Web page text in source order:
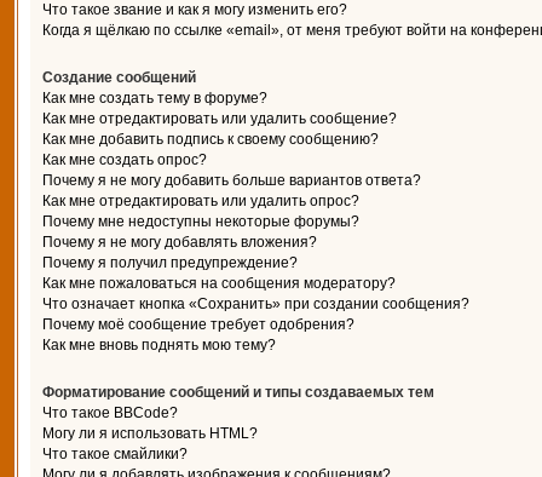
Что такое звание и как я могу изменить его?
Когда я щёлкаю по ссылке «email», от меня требуют войти на
Создание сообщений
Как мне создать тему в форуме?
Как мне отредактировать или удалить сообщение?
Как мне добавить подпись к своему сообщению?
Как мне создать опрос?
Почему я не могу добавить больше вариантов ответа?
Как мне отредактировать или удалить опрос?
Почему мне недоступны некоторые форумы?
Почему я не могу добавлять вложения?
Почему я получил предупреждение?
Как мне пожаловаться на сообщения модератору?
Что означает кнопка «Сохранить» при создании сообщения?
Почему моё сообщение требует одобрения?
Как мне вновь поднять мою тему?
Форматирование сообщений и типы создаваемых тем
Что такое BBCode?
Могу ли я использовать HTML?
Что такое смайлики?